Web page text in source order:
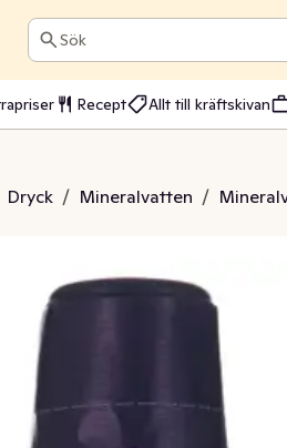
Sök
Recept Allt till kräftskivan
Dryck / Mineralvatten /